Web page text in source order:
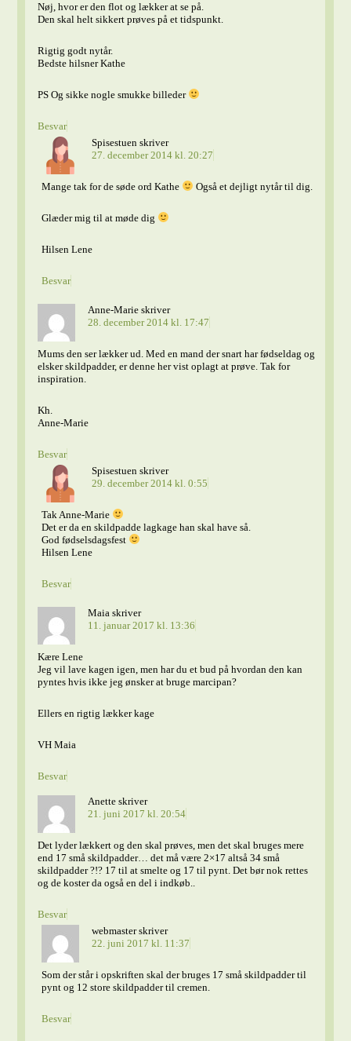
Nøj, hvor er den flot og lækker at se på.
Den skal helt sikkert prøves på et tidspunkt.
Rigtig godt nytår.
Bedste hilsner Kathe
PS Og sikke nogle smukke billeder
Besvar
Spisestuen skriver
27. december 2014 kl. 20:27
Mange tak for de søde ord Kathe Også et dejligt nytår til dig.
Glæder mig til at møde dig
Hilsen Lene
Besvar
Anne-Marie skriver
28. december 2014 kl. 17:47
Mums den ser lækker ud. Med en mand der snart har fødseldag og
elsker skildpadder, er denne her vist oplagt at prøve. Tak for
inspiration.
Kh.
Anne-Marie
Besvar
Spisestuen skriver
29. december 2014 kl. 0:55
Tak Anne-Marie
Det er da en skildpadde lagkage han skal have så.
God fødselsdagsfest
Hilsen Lene
Besvar
Maia skriver
11. januar 2017 kl. 13:36
Kære Lene
Jeg vil lave kagen igen, men har du et bud på hvordan den kan
pyntes hvis ikke jeg ønsker at bruge marcipan?
Ellers en rigtig lækker kage
VH Maia
Besvar
Anette skriver
21. juni 2017 kl. 20:54
Det lyder lækkert og den skal prøves, men det skal bruges mere
end 17 små skildpadder… det må være 2×17 altså 34 små
skildpadder ?!? 17 til at smelte og 17 til pynt. Det bør nok rettes
og de koster da også en del i indkøb..
Besvar
webmaster skriver
22. juni 2017 kl. 11:37
Som der står i opskriften skal der bruges 17 små skildpadder til
pynt og 12 store skildpadder til cremen.
Besvar